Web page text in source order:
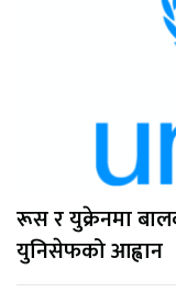
रूस र युक्रेनमा
युनिसेफको आह्वान